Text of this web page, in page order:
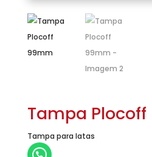
Tampa
Tampa para latas